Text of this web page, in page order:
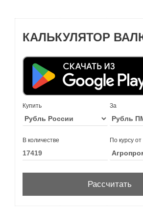
КАЛЬКУЛЯТОР
Купить За
В количестве По курсу от